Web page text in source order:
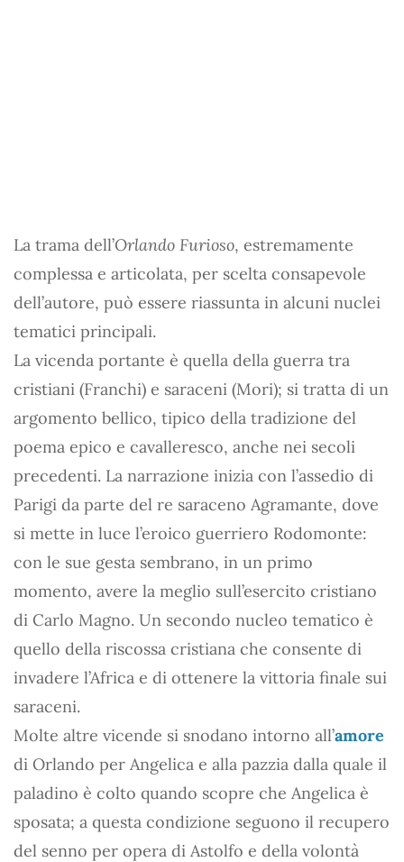
La trama dell’Orlando Furioso, estremamente
complessa e articolata, per scelta consapevole
dell’autore, può essere riassunta in alcuni nuclei
tematici principali.
La vicenda portante è quella della guerra tra
cristiani (Franchi) e saraceni (Mori); si tratta di un
argomento bellico, tipico della tradizione del
poema epico e cavalleresco, anche nei secoli
precedenti. La narrazione inizia con l’assedio di
Parigi da parte del re saraceno Agramante, dove
si mette in luce l’eroico guerriero Rodomonte:
con le sue gesta sembrano, in un primo
momento, avere la meglio sull’esercito cristiano
di Carlo Magno. Un secondo nucleo tematico è
quello della riscossa cristiana che consente di
invadere l’Africa e di ottenere la vittoria finale sui
saraceni.
Molte altre vicende si snodano intorno all’amore
di Orlando per Angelica e alla pazzia dalla quale il
paladino è colto quando scopre che Angelica è
sposata; a questa condizione seguono il recupero
del senno per opera di Astolfo e della volontà